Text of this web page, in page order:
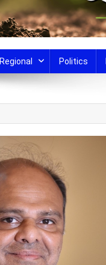
Regional Politics